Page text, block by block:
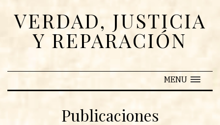
VERDAD, JUSTICIA
Y REPARACIÓN
MENU
Publicaciones